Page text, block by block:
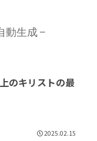
動生成
のキリストの最
2025.02.15